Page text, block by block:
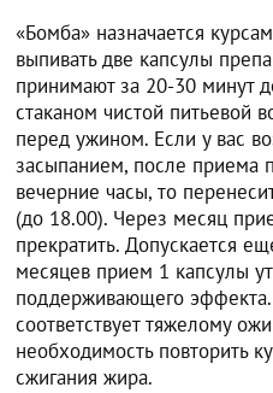
«Бомба» назначается
выпивать две капсулы
принимают за 20-30 минут
стаканом чистой питьевой
перед ужином. Если у вас
засыпанием, после приема
вечерние часы, то
(до 18.00). Через месяц
прекратить. Допускается
месяцев прием 1 капсулы
поддерживающего
соответствует тяжелому
необходимость повторить
сжигания жира.